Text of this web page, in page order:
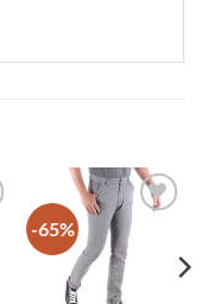
-65%
Add to
wishlist